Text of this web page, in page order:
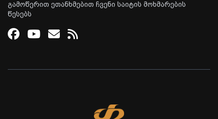
გამოწერით ეთანხმებით ჩვენი საიტის მოხმარების
წესებს
Facebook
Youtube
Email
RSS